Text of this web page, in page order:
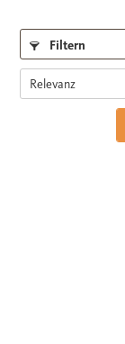
Filtern